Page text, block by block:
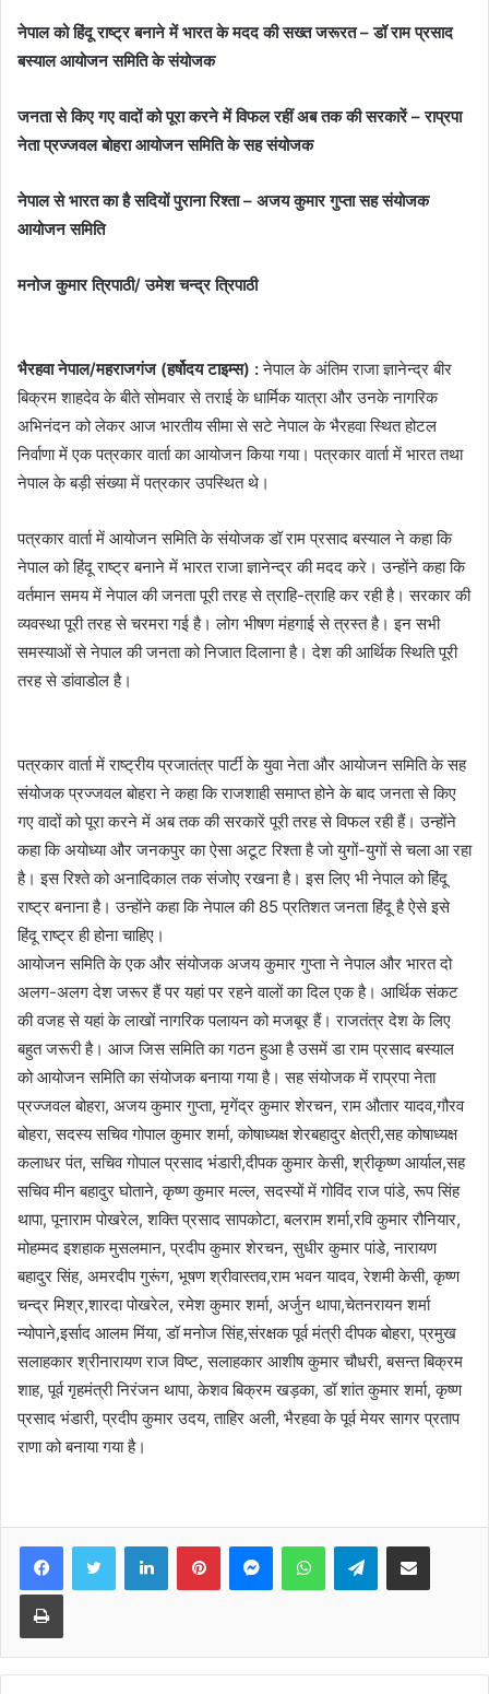
नेपाल को हिंदू राष्ट्र बनाने में भारत के मदद की सख्त जरूरत – डॉ राम प्रसाद
बस्याल आयोजन समिति के संयोजक
जनता से किए गए वादों को पूरा करने में विफल रहीं अब तक की सरकारें – राप्रपा
नेता प्रज्जवल बोहरा आयोजन समिति के सह संयोजक
नेपाल से भारत का है सदियों पुराना रिश्ता – अजय कुमार गुप्ता सह संयोजक
आयोजन समिति
मनोज कुमार त्रिपाठी/ उमेश चन्द्र त्रिपाठी
भैरहवा नेपाल/महराजगंज (हर्षोदय टाइम्स) :नेपाल के अंतिम राजा ज्ञानेन्द्र बीर
बिक्रम शाहदेव के बीते सोमवार से तराई के धार्मिक यात्रा और उनके नागरिक
अभिनंदन को लेकर आज भारतीय सीमा से सटे नेपाल के भैरहवा स्थित होटल
निर्वाणा में एक पत्रकार वार्ता का आयोजन किया गया। पत्रकार वार्ता में भारत तथा
नेपाल के बड़ी संख्या में पत्रकार उपस्थित थे।
पत्रकार वार्ता में आयोजन समिति के संयोजक डॉ राम प्रसाद बस्याल ने कहा कि
नेपाल को हिंदू राष्ट्र बनाने में भारत राजा ज्ञानेन्द्र की मदद करे। उन्होंने कहा कि
वर्तमान समय में नेपाल की जनता पूरी तरह से त्राहि-त्राहि कर रही है। सरकार की
व्यवस्था पूरी तरह से चरमरा गई है। लोग भीषण मंहगाई से त्रस्त है। इन सभी
समस्याओं से नेपाल की जनता को निजात दिलाना है। देश की आर्थिक स्थिति पूरी
तरह से डांवाडोल है।
पत्रकार वार्ता में राष्ट्रीय प्रजातंत्र पार्टी के युवा नेता और आयोजन समिति के सह
संयोजक प्रज्जवल बोहरा ने कहा कि राजशाही समाप्त होने के बाद जनता से किए
गए वादों को पूरा करने में अब तक की सरकारें पूरी तरह से विफल रही हैं। उन्होंने
कहा कि अयोध्या और जनकपुर का ऐसा अटूट रिश्ता है जो युगों-युगों से चला आ रहा
है। इस रिश्ते को अनादिकाल तक संजोए रखना है। इस लिए भी नेपाल को हिंदू
राष्ट्र बनाना है। उन्होंने कहा कि नेपाल की 85 प्रतिशत जनता हिंदू है ऐसे इसे
हिंदू राष्ट्र ही होना चाहिए।
आयोजन समिति के एक और संयोजक अजय कुमार गुप्ता ने नेपाल और भारत दो
अलग-अलग देश जरूर हैं पर यहां पर रहने वालों का दिल एक है। आर्थिक संकट
की वजह से यहां के लाखों नागरिक पलायन को मजबूर हैं। राजतंत्र देश के लिए
बहुत जरूरी है। आज जिस समिति का गठन हुआ है उसमें डा राम प्रसाद बस्याल
को आयोजन समिति का संयोजक बनाया गया है। सह संयोजक में राप्रपा नेता
प्रज्जवल बोहरा, अजय कुमार गुप्ता, मृगेंद्र कुमार शेरचन, राम औतार यादव,गौरव
बोहरा, सदस्य सचिव गोपाल कुमार शर्मा, कोषाध्यक्ष शेरबहादुर क्षेत्री,सह कोषाध्यक्ष
कलाधर पंत, सचिव गोपाल प्रसाद भंडारी,दीपक कुमार केसी, श्रीकृष्ण आर्याल,सह
सचिव मीन बहादुर घोताने, कृष्ण कुमार मल्ल, सदस्यों में गोविंद राज पांडे, रूप सिंह
थापा, पूनाराम पोखरेल, शक्ति प्रसाद सापकोटा, बलराम शर्मा,रवि कुमार रौनियार,
मोहम्मद इशहाक मुसलमान, प्रदीप कुमार शेरचन, सुधीर कुमार पांडे, नारायण
बहादुर सिंह, अमरदीप गुरूंग, भूषण श्रीवास्तव,राम भवन यादव, रेशमी केसी, कृष्ण
चन्द्र मिश्र,शारदा पोखरेल, रमेश कुमार शर्मा, अर्जुन थापा,चेतनरायन शर्मा
न्योपाने,इर्साद आलम मिंया, डॉ मनोज सिंह,संरक्षक पूर्व मंत्री दीपक बोहरा, प्रमुख
सलाहकार श्रीनारायण राज विष्ट, सलाहकार आशीष कुमार चौधरी, बसन्त बिक्रम
शाह, पूर्व गृहमंत्री निरंजन थापा, केशव बिक्रम खड़का, डॉ शांत कुमार शर्मा, कृष्ण
प्रसाद भंडारी, प्रदीप कुमार उदय, ताहिर अली, भैरहवा के पूर्व मेयर सागर प्रताप
राणा को बनाया गया है।
FacebookTwitter LinkedInPinterestMessengerWhatsAppTelegramShare via Email
Print